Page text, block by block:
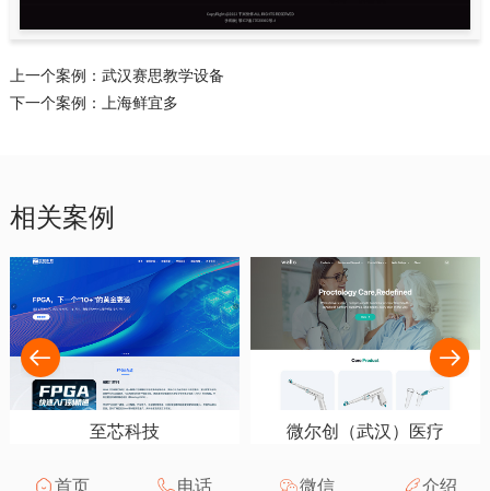
上一个案例： 武汉赛思教学设备
下一个案例： 上海鲜宜多
相关案例
至芯科技 微尔创（武汉）医疗
首页 电话 微信 介绍